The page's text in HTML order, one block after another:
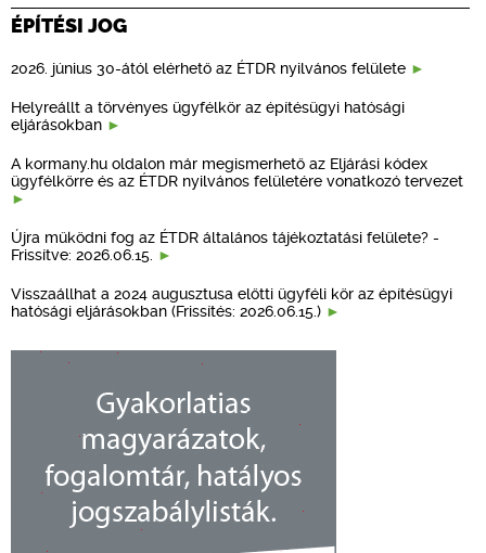
ÉPÍTÉSI JOG
2026. június 30-ától elérhető az ÉTDR nyilvános felülete
Helyreállt a törvényes ügyfélkör az építésügyi hatósági
eljárásokban
A kormany.hu oldalon már megismerhető az Eljárási kódex
ügyfélkörre és az ÉTDR nyilvános felületére vonatkozó tervezet
Újra működni fog az ÉTDR általános tájékoztatási felülete? -
Frissítve: 2026.06.15.
Visszaállhat a 2024 augusztusa előtti ügyféli kör az építésügyi
hatósági eljárásokban (Frissítés: 2026.06.15.)